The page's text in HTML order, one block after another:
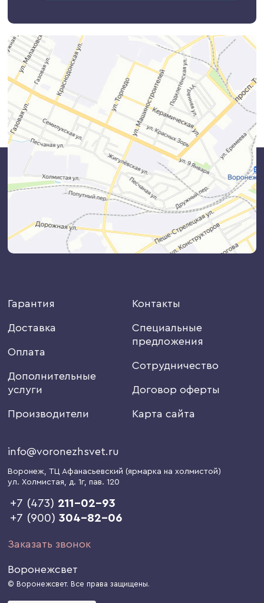
Гарантия
Доставка
Оплата
Дополнительные
услуги
Производители
Контакты
Специальные
предложения
Сотрудничество
Договор оферты
Карта сайта
info@voronezhsvet.ru
Воронеж
, ТЦ Афанасьевский (ярмарка на холмистой)
ул. Холмистая, д. 1г, пав. 120
+7 (473) 211-02-93
+7 (900)304-82-06
Заказать звонок
Воронежсвет
© Воронежсвет. Все права защищены.